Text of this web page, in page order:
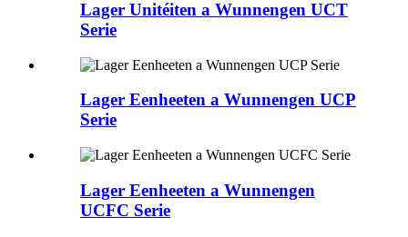
Lager Unitéiten a Wunnengen UCT
Serie
Lager Eenheeten a Wunnengen UCP
Serie
Lager Eenheeten a Wunnengen
UCFC Serie